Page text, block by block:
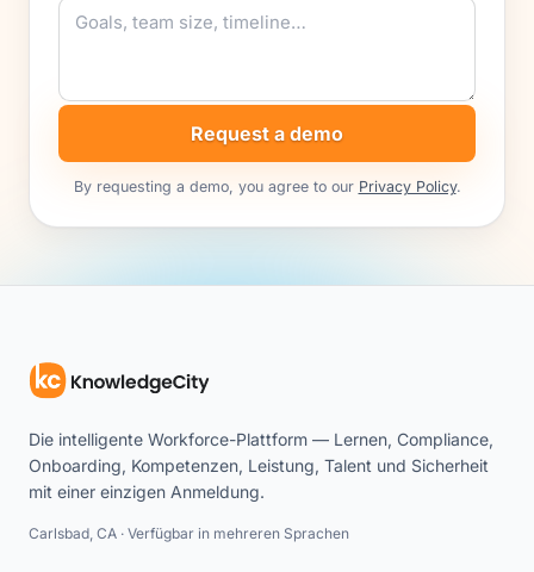
Request a demo
By requesting a demo, you agree to our Privacy Policy.
Die intelligente Workforce-Plattform — Lernen, Compliance,
Onboarding, Kompetenzen, Leistung, Talent und Sicherheit
mit einer einzigen Anmeldung.
Carlsbad, CA · Verfügbar in mehreren Sprachen